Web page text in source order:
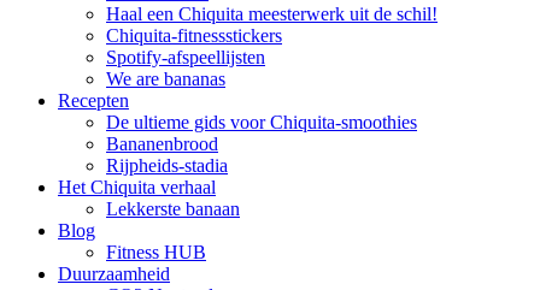
Haal een Chiquita meesterwerk uit de schil!
Chiquita-fitnessstickers
Spotify-afspeellijsten
We are bananas
Recepten
De ultieme gids voor Chiquita-smoothies
Bananenbrood
Rijpheids-stadia
Het Chiquita verhaal
Lekkerste banaan
Blog
Fitness HUB
Duurzaamheid